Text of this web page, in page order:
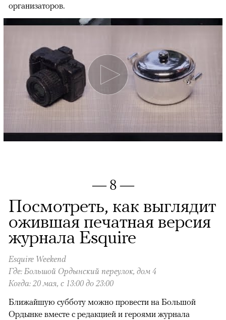
организаторов.
— 8 —
Посмотреть, как выглядит
ожившая печатная версия
журнала Esquire
Esquire Weekend
Где: Большой Ордынский переулок, дом 4
Когда: 20 мая, с 13:00 до 23:00
Ближайшую субботу можно провести на Большой
Ордынке вместе с редакцией и героями журнала